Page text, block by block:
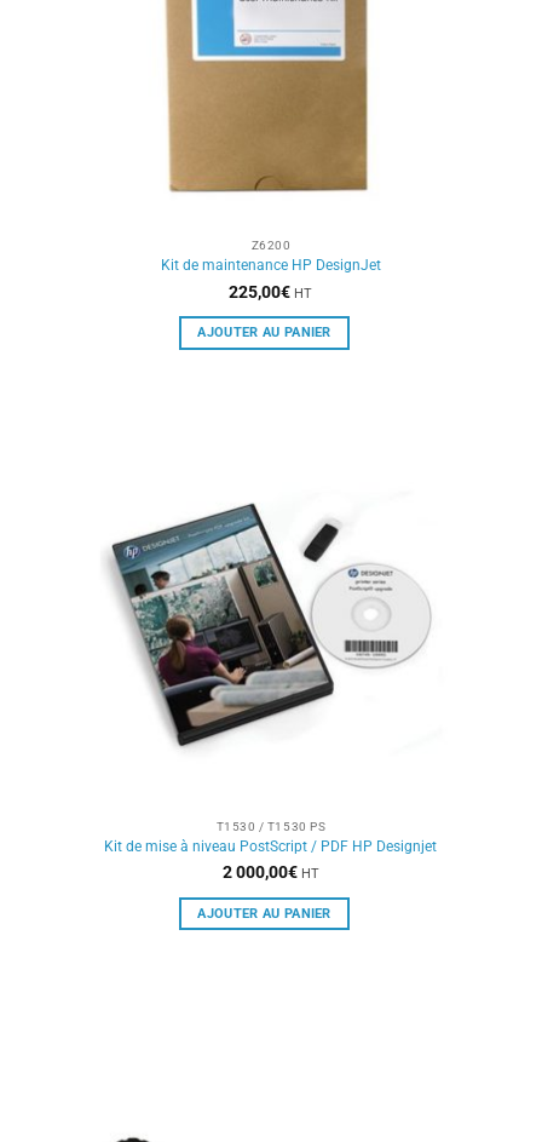
Z6200
Kit de maintenance HP DesignJet
225,00€ HT
AJOUTER AU PANIER
T1530 / T1530 PS
Kit de mise à niveau PostScript / PDF HP Designjet
2 000,00€ HT
AJOUTER AU PANIER